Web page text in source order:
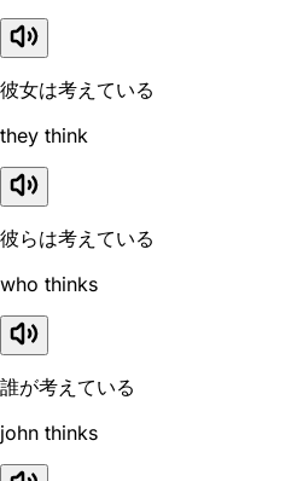
彼女は考えている
they think
彼らは考えている
who thinks
誰が考えている
john thinks